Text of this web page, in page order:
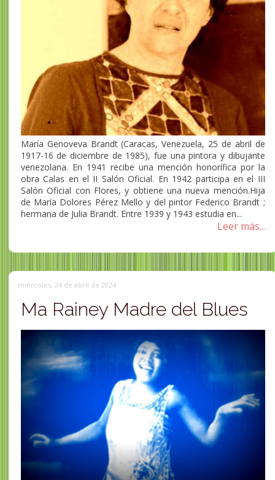
María Genoveva Brandt (Caracas, Venezuela, 25 de abril de
1917-16 de diciembre de 1985), fue una pintora y dibujante
venezolana. En 1941 recibe una mención honorífica por la
obra Calas en el II Salón Oficial. En 1942 participa en el III
Salón Oficial con Flores, y obtiene una nueva mención.Hija
de María Dolores Pérez Mello y del pintor Federico Brandt ;
hermana de Julia Brandt. Entre 1939 y 1943 estudia en...
Leer más...
miércoles, 24 de abril de 2024
Ma Rainey Madre del Blues